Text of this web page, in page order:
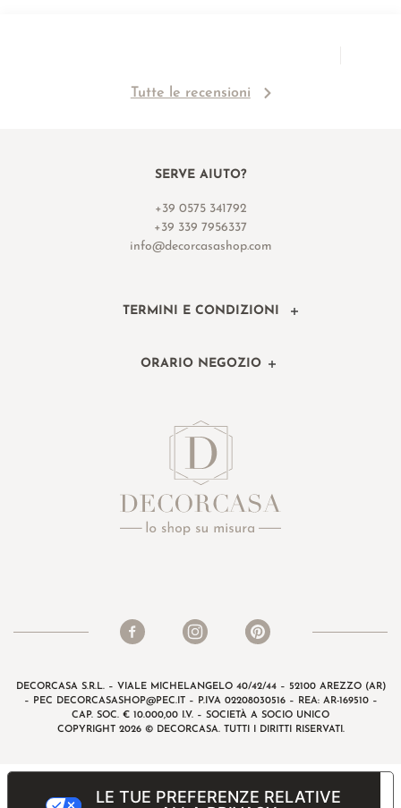
Tutte le recensioni
SERVE AIUTO?
+39 0575 341792
+39 339 7956337
info@decorcasashop.com
TERMINI E CONDIZIONI
ORARIO NEGOZIO
DECORCASA S.R.L. – VIALE MICHELANGELO 40/42/44 – 52100 AREZZO (AR)
– PEC DECORCASASHOP@PEC.IT– P.IVA 02208030516 – REA: AR-169510 –
CAP. SOC. € 10.000,00 I.V. – SOCIETÀ A SOCIO UNICO
COPYRIGHT 2026 © DECORCASA. TUTTI I DIRITTI RISERVATI.
LE TUE PREFERENZE RELATIVE